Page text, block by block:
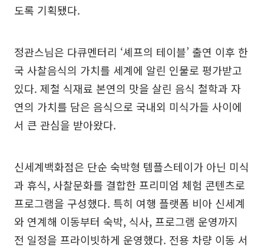
도록 기획됐다.
정관스님은 다큐멘터리 ‘셰프의 테이블’ 출연 이후 한
국 사찰음식의 가치를 세계에 알린 인물로 평가받고
있다. 제철 식재료 본연의 맛을 살린 음식 철학과 자
연의 가치를 담은 음식으로 국내외 미식가들 사이에
서 큰 관심을 받아왔다.
신세계백화점은 단순 숙박형 템플스테이가 아닌 미식
과 휴식, 사찰문화를 결합한 프리미엄 체험 콘텐츠로
프로그램을 구성했다. 특히 여행 플랫폼 비아 신세계
와 연계해 이동부터 숙박, 식사, 프로그램 운영까지
전 일정을 프라이빗하게 운영했다. 전용 차량 이동 서